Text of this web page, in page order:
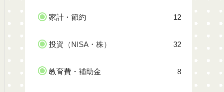
家計・節約 12
投資（NISA・株） 32
教育費・補助金 8